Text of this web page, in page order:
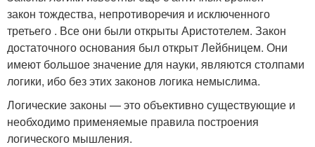
закон тождества, непротиворечия и исключенного
третьего . Все они были открыты Аристотелем. Закон
достаточного основания был открыт Лейбницем. Они
имеют большое значение для науки, являются столпами
логики, ибо без этих законов логика немыслима.
Логические законы — это объективно существующие и
необходимо применяемые правила построения
логического мышления.